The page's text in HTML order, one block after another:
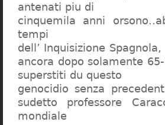
antenati piu di
cinquemila anni
tempi
dell’ Inquisizione
ancora dopo solamente
superstiti du questo
genocidio senza
sudetto professore
mondiale